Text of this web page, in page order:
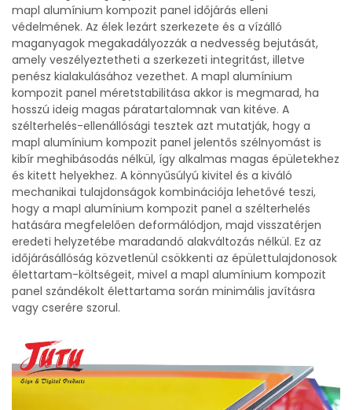
mapl alumínium kompozit panel időjárás elleni
védelmének. Az élek lezárt szerkezete és a vízálló
maganyagok megakadályozzák a nedvesség bejutását,
amely veszélyeztetheti a szerkezeti integritást, illetve
penész kialakulásához vezethet. A mapl alumínium
kompozit panel méretstabilitása akkor is megmarad, ha
hosszú ideig magas páratartalomnak van kitéve. A
szélterhelés-ellenállósági tesztek azt mutatják, hogy a
mapl alumínium kompozit panel jelentős szélnyomást is
kibír meghibásodás nélkül, így alkalmas magas épületekhez
és kitett helyekhez. A könnyűsúlyú kivitel és a kiváló
mechanikai tulajdonságok kombinációja lehetővé teszi,
hogy a mapl alumínium kompozit panel a szélterhelés
hatására megfelelően deformálódjon, majd visszatérjen
eredeti helyzetébe maradandó alakváltozás nélkül. Ez az
időjárásállóság közvetlenül csökkenti az épülettulajdonosok
élettartam-költségeit, mivel a mapl alumínium kompozit
panel szándékolt élettartama során minimális javításra
vagy cserére szorul.